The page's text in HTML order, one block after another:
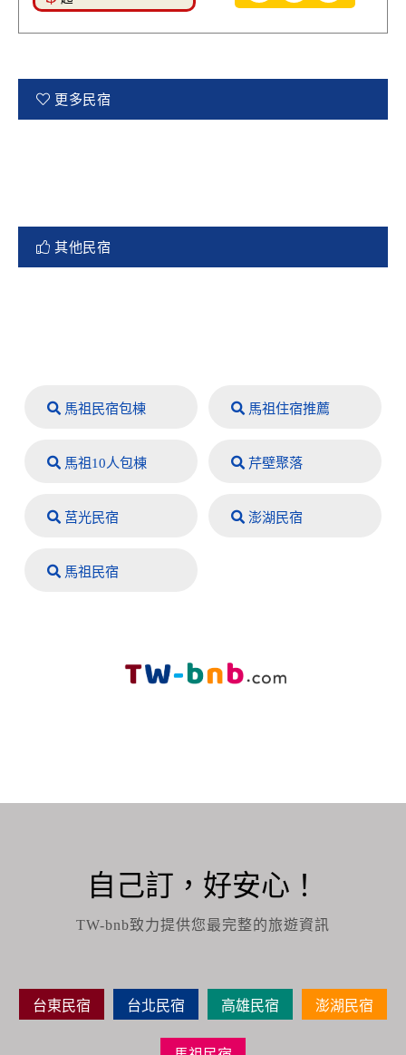
更多民宿
其他民宿
馬祖民宿包棟 馬祖住宿推薦
馬祖10人包棟 芹壁聚落
莒光民宿 澎湖民宿
馬祖民宿
自己訂，好安心！
TW-bnb致力提供您最完整的旅遊資訊
台東民宿 台北民宿 高雄民宿 澎湖民宿